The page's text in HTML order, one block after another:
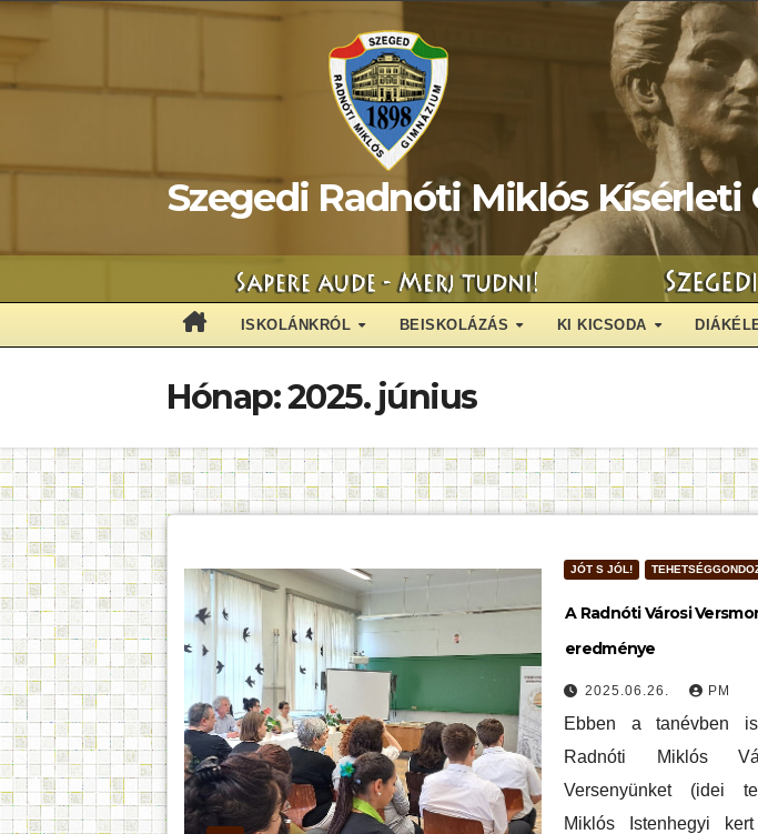
content
Szegedi Radnóti Miklós Kísérleti
ISKOLÁNKRÓL BEISKOLÁZÁS KI KICSODA
Hónap:2025. június
JÓT S JÓL!
A Radnóti Városi
eredménye
2025.06.26. PM
Ebben a tanévben
Radnóti Miklós
Versenyünket (idei
Miklós Istenhegyi